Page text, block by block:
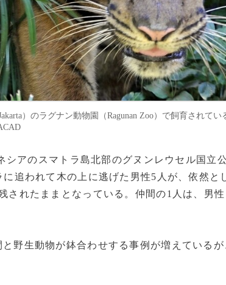
）のラグナン動物園（Ragunan Zoo）で飼育されて
シアのスマトラ島北部のグヌンレウセル国立
追われて木の上に逃げた男性5人が、依然と
されたままとなっている。仲間の1人は、男
野生動物が鉢合わせする事例が増えている